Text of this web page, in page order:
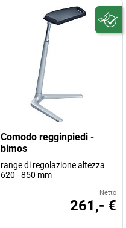
Comodo regginpiedi -
bimos
range di regolazione altezza
620 - 850 mm
Netto
261,- €